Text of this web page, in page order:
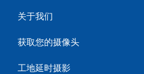
关于我们
获取您的摄像头
工地延时摄影